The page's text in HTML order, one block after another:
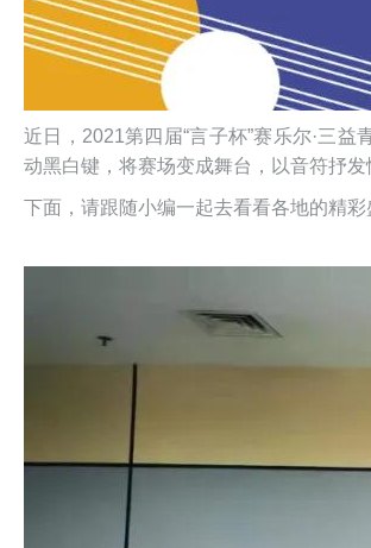
近日，2021第四届“言子杯”赛乐尔·三
动黑白键，将赛场变成舞台，以音符抒
下面，请跟随小编一起去看看各地的精彩